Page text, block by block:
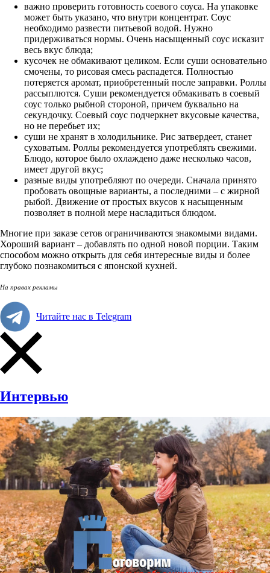
важно проверить готовность соевого соуса. На упаковке
может быть указано, что внутри концентрат. Соус
необходимо развести питьевой водой. Нужно
придерживаться нормы. Очень насыщенный соус исказит
весь вкус блюда;
кусочек не обмакивают целиком. Если суши основательно
смочены, то рисовая смесь распадется. Полностью
потеряется аромат, приобретенный после заправки. Роллы
рассыплются. Суши рекомендуется обмакивать в соевый
соус только рыбной стороной, причем буквально на
секундочку. Соевый соус подчеркнет вкусовые качества,
но не перебьет их;
суши не хранят в холодильнике. Рис затвердеет, станет
суховатым. Роллы рекомендуется употреблять свежими.
Блюдо, которое было охлаждено даже несколько часов,
имеет другой вкус;
разные виды употребляют по очереди. Сначала принято
пробовать овощные варианты, а последними – с жирной
рыбой. Движение от простых вкусов к насыщенным
позволяет в полной мере насладиться блюдом.
Многие при заказе сетов ограничиваются знакомыми видами.
Хороший вариант – добавлять по одной новой порции. Таким
способом можно открыть для себя интересные виды и более
глубоко познакомиться с японской кухней.
На правах рекламы
Читайте нас в Telegram
Интервью